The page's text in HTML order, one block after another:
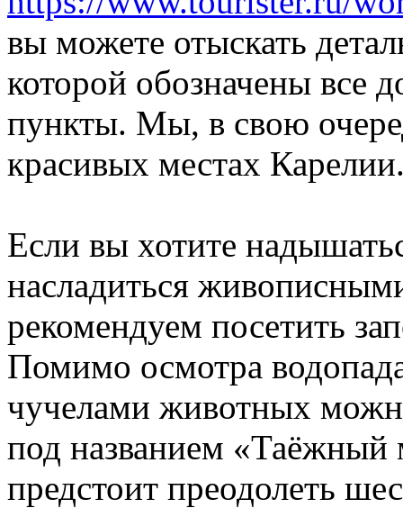
вы можете отыскать
которой обозначены все
пункты. Мы, в свою
красивых местах
Если вы хотите
насладиться
рекомендуем посетить
Помимо осмотра
чучелами животных
под названием «Таёжный
предстоит преодолеть